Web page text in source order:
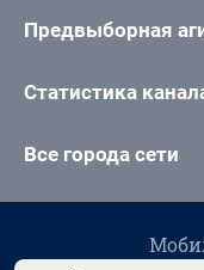
Предвыборная
Статистика
Все города сети